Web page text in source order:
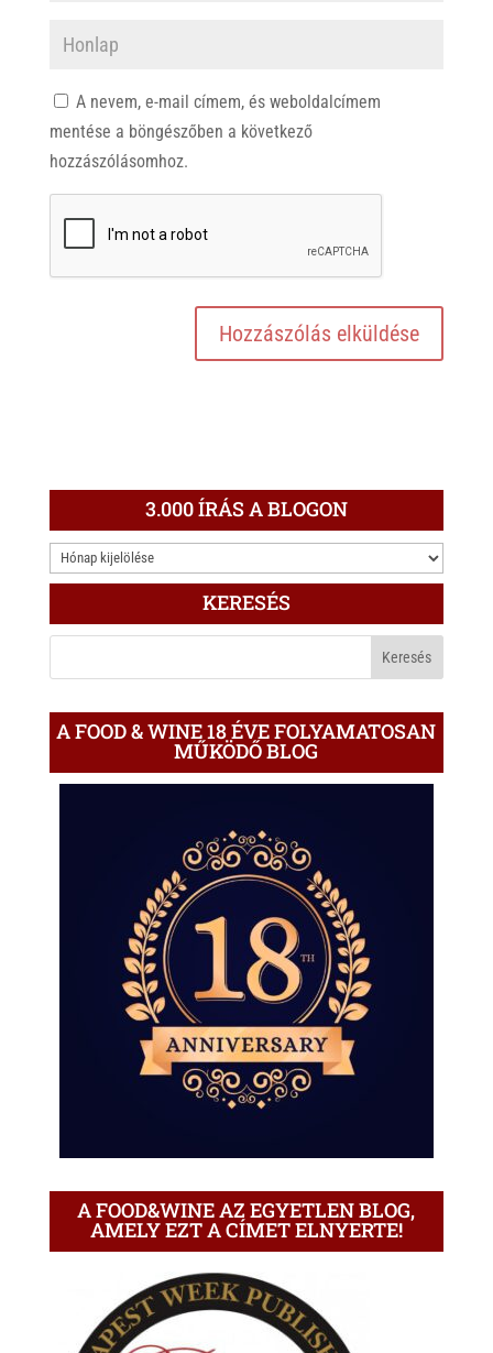
A nevem, e-mail címem, és weboldalcímem
mentése a böngészőben a következő
hozzászólásomhoz.
3.000 ÍRÁS A BLOGON
3.000
ÍRÁS
KERESÉS
A FOOD & WINE 18 ÉVE FOLYAMATOSAN
MŰKÖDŐ BLOG
A FOOD&WINE AZ EGYETLEN BLOG,
AMELY EZT A CÍMET ELNYERTE!